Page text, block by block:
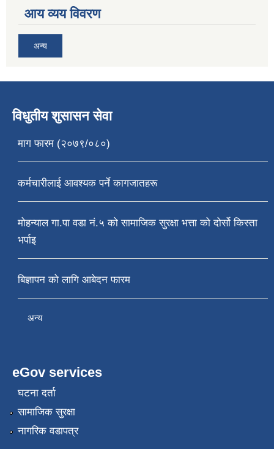
आय व्यय विवरण
अन्य
विधुतीय शुसासन सेवा
माग फारम (२०७९/०८०)
कर्मचारीलाई आवश्यक पर्ने कागजातहरू
मोहन्याल गा.पा वडा नं.५ को सामाजिक सुरक्षा भत्ता को दोर्सो किस्ता
भर्पाइ
बिज्ञापन को लागि आबेदन फारम
अन्य
eGov services
घटना दर्ता
सामाजिक सुरक्षा
नागरिक वडापत्र